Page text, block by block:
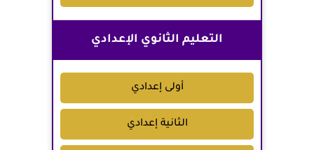
التعليم الثانوي الإعدادي
أولى إعدادي
الثانية إعدادي